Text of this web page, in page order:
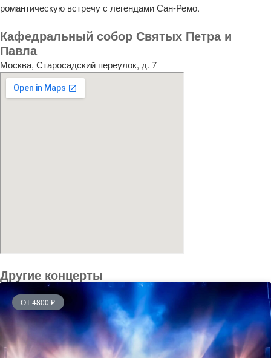
романтическую встречу с легендами Сан-Ремо.
Кафедральный собор Святых Петра и
Павла
Москва, Старосадский переулок, д. 7
Другие концерты
ОТ 4800 ₽